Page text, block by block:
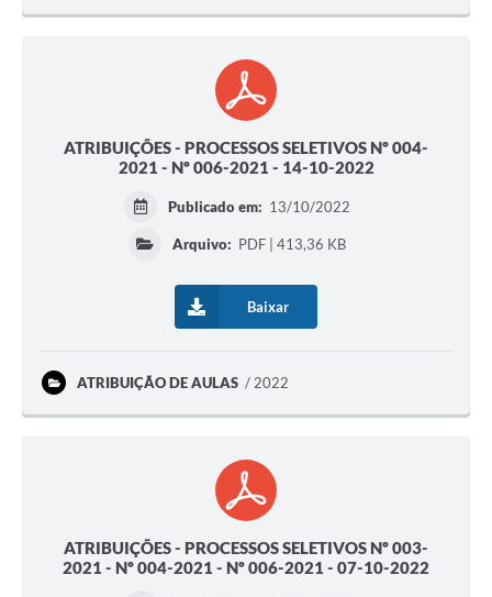
ATRIBUIÇÕES - PROCESSOS SELETIVOS Nº 004-
2021 - Nº 006-2021 - 14-10-2022
Publicado em: 13/10/2022
Arquivo: PDF | 413,36 KB
Baixar
ATRIBUIÇÃO DE AULAS 2022
ATRIBUIÇÕES - PROCESSOS SELETIVOS Nº 003-
2021 - Nº 004-2021 - Nº 006-2021 - 07-10-2022